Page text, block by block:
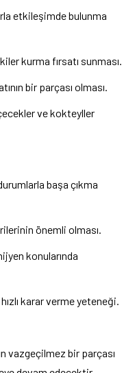
etkileşimde bulunma
kurma fırsatı sunması.
bir parçası olması.
ve kokteyller
başa çıkma
önemli olması.
konularında
karar verme yeteneği.
vazgeçilmez bir parçası